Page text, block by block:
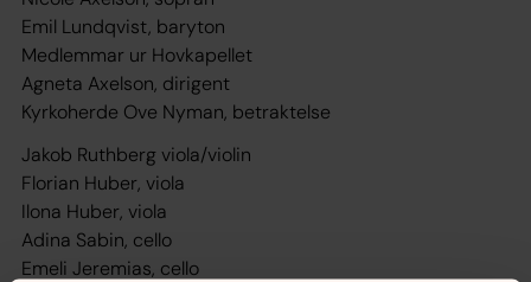
Emil Lundqvist, baryton
Medlemmar ur Hovkapellet
Agneta Axelson, dirigent
Kyrkoherde Ove Nyman, betraktelse
Jakob Ruthberg viola/violin
Florian Huber, viola
Ilona Huber, viola
Adina Sabin, cello
Emeli Jeremias, cello